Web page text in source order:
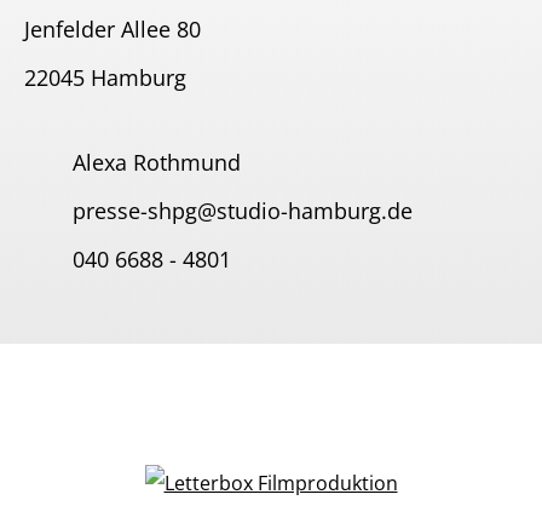
Jenfelder Allee 80
22045 Hamburg
Alexa Rothmund
presse-shpg@studio-hamburg.de
040 6688 - 4801